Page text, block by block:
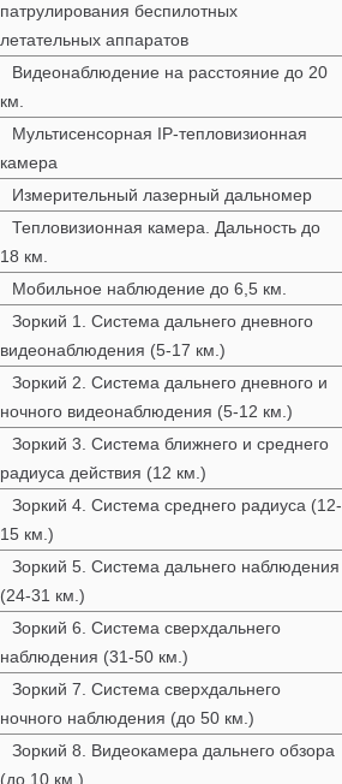
патрулирования беспилотных
летательных аппаратов
Видеонаблюдение на расстояние до 20
км.
Мультисенсорная IP-тепловизионная
камера
Измерительный лазерный дальномер
Тепловизионная камера. Дальность до
18 км.
Мобильное наблюдение до 6,5 км.
Зоркий 1. Система дальнего дневного
видеонаблюдения (5-17 км.)
Зоркий 2. Система дальнего дневного и
ночного видеонаблюдения (5-12 км.)
Зоркий 3. Система ближнего и среднего
радиуса действия (12 км.)
Зоркий 4. Система среднего радиуса (12-
15 км.)
Зоркий 5. Система дальнего наблюдения
(24-31 км.)
Зоркий 6. Система сверхдальнего
наблюдения (31-50 км.)
Зоркий 7. Система сверхдальнего
ночного наблюдения (до 50 км.)
Зоркий 8. Видеокамера дальнего обзора
(до 10 км.)